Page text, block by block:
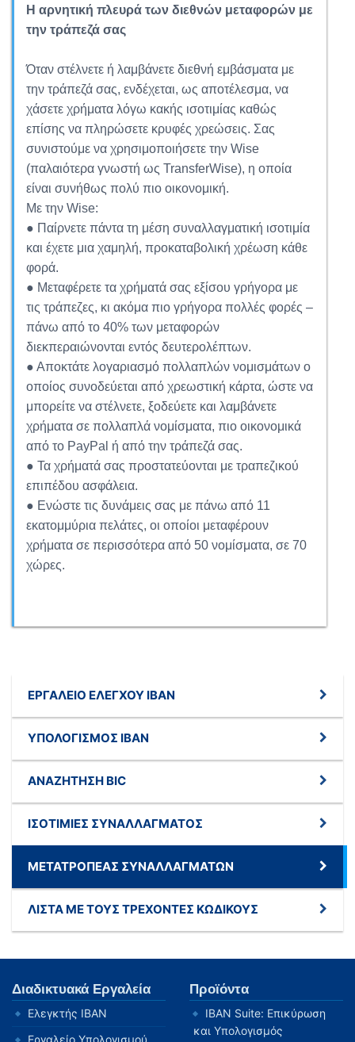
Η αρνητική πλευρά των διεθνών μεταφορών με
την τράπεζά σας
Όταν στέλνετε ή λαμβάνετε διεθνή εμβάσματα με
την τράπεζά σας, ενδέχεται, ως αποτέλεσμα, να
χάσετε χρήματα λόγω κακής ισοτιμίας καθώς
επίσης να πληρώσετε κρυφές χρεώσεις. Σας
συνιστούμε να χρησιμοποιήσετε την Wise
(παλαιότερα γνωστή ως TransferWise), η οποία
είναι συνήθως πολύ πιο οικονομική.
Με την Wise:
● Παίρνετε πάντα τη μέση συναλλαγματική ισοτιμία
και έχετε μια χαμηλή, προκαταβολική χρέωση κάθε
φορά.
● Μεταφέρετε τα χρήματά σας εξίσου γρήγορα με
τις τράπεζες, κι ακόμα πιο γρήγορα πολλές φορές –
πάνω από το 40% των μεταφορών
διεκπεραιώνονται εντός δευτερολέπτων.
● Αποκτάτε λογαριασμό πολλαπλών νομισμάτων ο
οποίος συνοδεύεται από χρεωστική κάρτα, ώστε να
μπορείτε να στέλνετε, ξοδεύετε και λαμβάνετε
χρήματα σε πολλαπλά νομίσματα, πιο οικονομικά
από το PayPal ή από την τράπεζά σας.
● Τα χρήματά σας προστατεύονται με τραπεζικού
επιπέδου ασφάλεια.
● Ενώστε τις δυνάμεις σας με πάνω από 11
εκατομμύρια πελάτες, οι οποίοι μεταφέρουν
χρήματα σε περισσότερα από 50 νομίσματα, σε 70
χώρες.
ΕΡΓΑΛΕΊΟ ΕΛΈΓΧΟΥ IBAN
ΥΠΟΛΟΓΙΣΜΌΣ IBAN
ΑΝΑΖΉΤΗΣΗ BIC
ΙΣΟΤΙΜΊΕΣ ΣΥΝΑΛΛΆΓΜΑΤΟΣ
ΜΕΤΑΤΡΟΠΈΑΣ ΣΥΝΑΛΛΑΓΜΆΤΩΝ
ΛΊΣΤΑ ΜΕ ΤΟΥΣ ΤΡΈΧΟΝΤΕΣ ΚΩΔΙΚΟΎΣ
Διαδικτυακά Εργαλεία
Ελεγκτής IBAN
Εργαλείο Υπολογισμού
Προϊόντα
IBAN Suite: Επικύρωση
και Υπολογισμός